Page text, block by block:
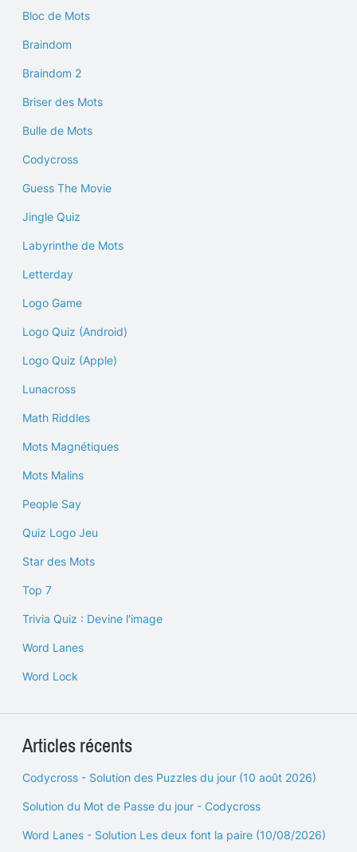
Bloc de Mots
Braindom
Braindom 2
Briser des Mots
Bulle de Mots
Codycross
Guess The Movie
Jingle Quiz
Labyrinthe de Mots
Letterday
Logo Game
Logo Quiz (Android)
Logo Quiz (Apple)
Lunacross
Math Riddles
Mots Magnétiques
Mots Malins
People Say
Quiz Logo Jeu
Star des Mots
Top 7
Trivia Quiz : Devine l'image
Word Lanes
Word Lock
Articles récents
Codycross - Solution des Puzzles du jour (10 août 2026)
Solution du Mot de Passe du jour - Codycross
Word Lanes - Solution Les deux font la paire (10/08/2026)